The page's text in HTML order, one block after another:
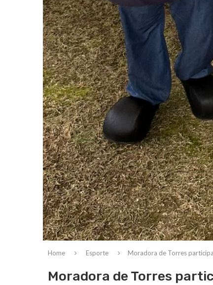
Home Esporte Moradora de Torres
Moradora de Torres